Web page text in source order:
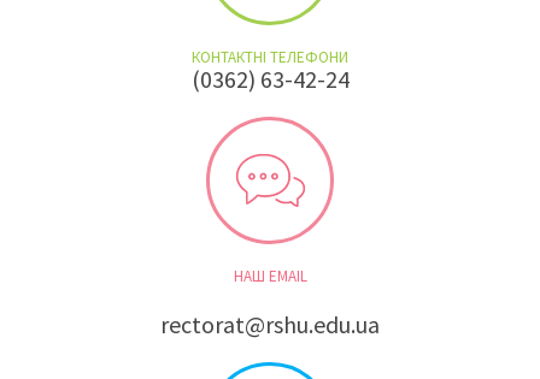
КОНТАКТНІ ТЕЛЕФОНИ
(0362) 63-42-24
НАШ EMAIL
rectorat@rshu.edu.ua